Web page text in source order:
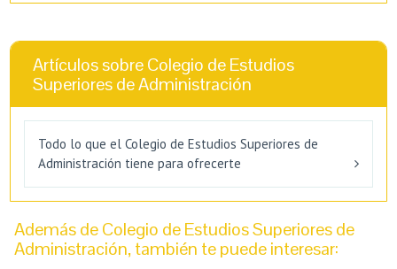
Artículos sobre Colegio de Estudios
Superiores de Administración
Todo lo que el Colegio de Estudios Superiores de
Administración tiene para ofrecerte
Además de Colegio de Estudios Superiores de
Administración, también te puede interesar: